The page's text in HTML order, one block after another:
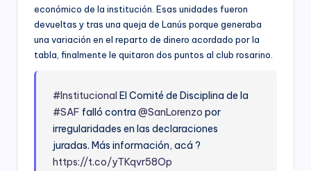
económico de la institución. Esas unidades fueron
devueltas y tras una queja de Lanús porque generaba
una variación en el reparto de dinero acordado por la
tabla, finalmente le quitaron dos puntos al club rosarino.
#Institucional El Comité de Disciplina de la
#SAF falló contra@SanLorenzo por
irregularidades en las declaraciones
juradas. Más información, acá ?
https://t.co/yTKqvr58Op